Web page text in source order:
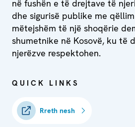
në fushën e të drejtave të
dhe sigurisë publike me
mëtejshëm të një shoqërie
shumetnike në Kosovë, ku të
njerëzve respektohen.
QUICK LINKS
Rreth nesh